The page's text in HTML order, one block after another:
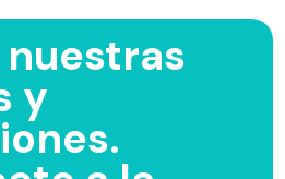
y